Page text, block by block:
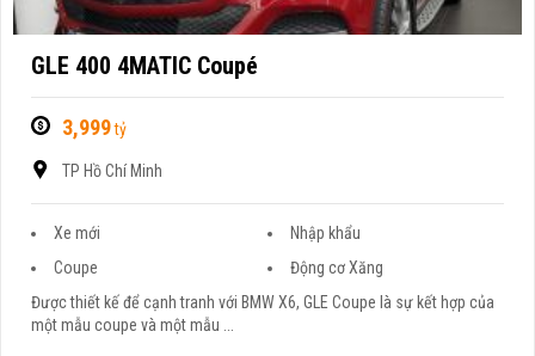
GLE 400 4MATIC Coupé
3,999tỷ
TP Hồ Chí Minh
Xe mới
Nhập khẩu
Coupe
Động cơ Xăng
Được thiết kế để cạnh tranh với BMW X6, GLE Coupe là sự kết hợp của
một mẫu coupe và một mẫu ...